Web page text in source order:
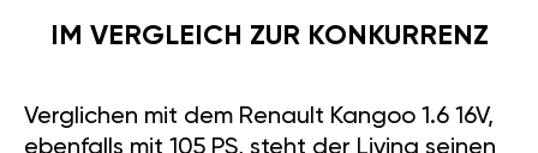
IM VERGLEICH ZUR KONKURRENZ
Verglichen mit dem Renault Kangoo 1.6 16V,